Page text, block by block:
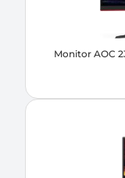
Monitor AOC